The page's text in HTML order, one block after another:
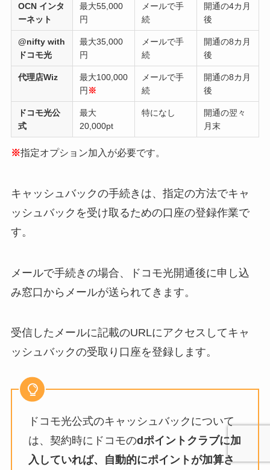
OCN インタ
ーネット
最大55,000
円
メールで手
続
開通の4カ月
後
@nifty with
ドコモ光
最大35,000
円
メールで手
続
開通の8カ月
後
代理店Wiz
最大100,000
円 ※
メールで手
続
開通の8カ月
後
ドコモ光公
式
最大
20,000pt
特になし
開通の翌々
月末
※指定オプション加入が必要です。
キャッシュバックの手続きは、指定の方法でキャ
ッシュバックを受け取るための口座の登録作業で
す。
メールで手続きの場合、ドコモ光開通後に申し込
み窓口からメールが送られてきます。
受信したメールに記載のURLにアクセスしてキャ
ッシュバックの受取り口座を登録します。
ドコモ光公式のキャッシュバックについて
は、契約時にドコモのdポイントクラブに加
入していれば、自動的にポイントが加算さ